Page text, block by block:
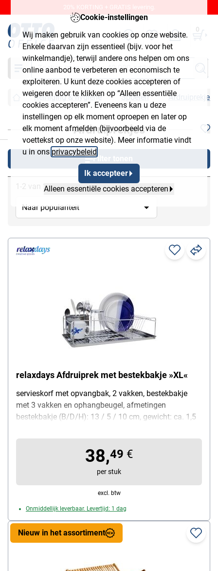
Cookie-instellingen
Wij maken gebruik van cookies op onze website.
Enkele daarvan zijn essentieel (bijv. voor het
winkelmandje), terwijl andere ons helpen om ons
online aanbod te verbeteren en economisch te
exploiteren. U kunt deze cookies accepteren of
weigeren door te klikken op “Alleen essentiële
cookies accepteren”. Eveneens kan u deze
instellingen op elk moment oproepen en later op
elk moment afmelden (bijvoorbeeld via de
voettekst op onze website). Meer informatie vindt
u in ons privacybeleid
Ik accepteer
Alleen essentiële cookies accepteren
20% KORTING + GRATIS levering.
0
Zoeken
Reiniging & hygiëne Spoelen Afdruiprekjes
Afdruiprekjes
Filter tonen
1-2 van 2
relaxdays Afdruiprek met bestekbakje »XL«
servieskorf met opvangbak, 2 vakken, bestekbakje
met 3 vakken en ophangbeugel, afmetingen
bestekbakje (B/D/H): 13 / 5 / 10 cm, gewicht: ca. 1,5
leveringsomvang: 1 afdruiprek (gemonteerd)
38,49 €
per stuk
excl. btw
Onmiddellijk leverbaar. Levertijd: 1 dag
Nieuw in het assortiment